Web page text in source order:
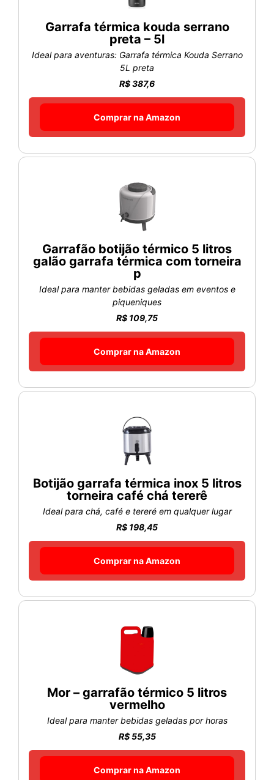
Garrafa térmica kouda serrano
preta – 5l
Ideal para aventuras: Garrafa térmica Kouda Serrano
5L preta
R$ 387,6
Comprar na Amazon
Garrafão botijão térmico 5 litros
galão garrafa térmica com torneira
p
Ideal para manter bebidas geladas em eventos e
piqueniques
R$ 109,75
Comprar na Amazon
Botijão garrafa térmica inox 5 litros
torneira café chá tererê
Ideal para chá, café e tereré em qualquer lugar
R$ 198,45
Comprar na Amazon
Mor – garrafão térmico 5 litros
vermelho
Ideal para manter bebidas geladas por horas
R$ 55,35
Comprar na Amazon